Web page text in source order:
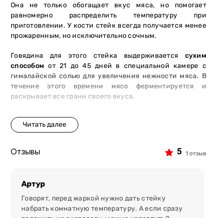
Она не только обогащает вкус мяса, но помогает
равномерно распределить температуру при
приготовлении. У кости стейк всегда получается менее
прожаренным, но исключительно сочным.
Говядина для этого стейка выдерживается сухим
способом от 21 до 45 дней в специальной камере с
гималайской солью для увеличения нежности мяса. В
течение этого времени мясо ферментируется и
раскрывает все грани своего вкуса.
5 причин заказать стейк в сети
магазинов-ресторанов «Мястория»:
Мы получаем сырье от
сертифицированных поставщиков. Животные
мяса;
безопасность и качество.При откорме не
используются гормоны роста, ГМО или антибиотики.
Отзывы 5 1 отзыв
Артур
Говорят, перед жаркой нужно дать стейку
набрать комнатную температуру. А если сразу